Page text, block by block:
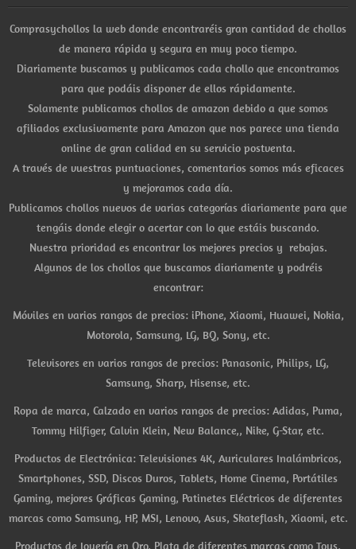
Comprasychollos la web donde encontraréis gran cantidad de chollos
de manera rápida y segura en muy poco tiempo.
Diariamente buscamos y publicamos cada chollo que encontramos
para que podáis disponer de ellos rápidamente.
Solamente publicamos chollos de amazon debido a que somos
afiliados exclusivamente para Amazon que nos parece una tienda
online de gran calidad en su servicio postventa.
A través de vuestras puntuaciones, comentarios somos más eficaces
y mejoramos cada día.
Publicamos chollos nuevos de varias categorías diariamente para que
tengáis donde elegir o acertar con lo que estáis buscando.
Nuestra prioridad es encontrar los mejores precios y rebajas.
Algunos de los chollos que buscamos diariamente y podréis
encontrar:
Móviles en varios rangos de precios: iPhone, Xiaomi, Huawei, Nokia,
Motorola, Samsung, LG, BQ, Sony, etc.
Televisores en varios rangos de precios: Panasonic, Philips, LG,
Samsung, Sharp, Hisense, etc.
Ropa de marca, Calzado en varios rangos de precios: Adidas, Puma,
Tommy Hilfiger, Calvin Klein, New Balance,, Nike, G-Star, etc.
Productos de Electrónica: Televisiones 4K, Auriculares Inalámbricos,
Smartphones, SSD, Discos Duros, Tablets, Home Cinema, Portátiles
Gaming, mejores Gráficas Gaming, Patinetes Eléctricos de diferentes
marcas como Samsung, HP, MSI, Lenovo, Asus, Skateflash, Xiaomi, etc.
Productos de Joyería en Oro, Plata de diferentes marcas como Tous,